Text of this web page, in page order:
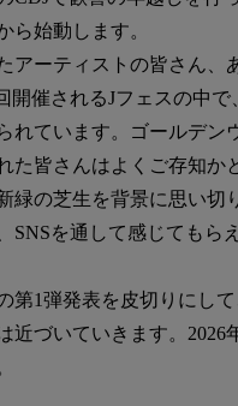
ら始動します。
アーティストの皆さん、
開催されるJフェスの中
れています。ゴールデン
た皆さんはよくご存知か
緑の芝生を背景に思い切
SNSを通して感じてもら
第1弾発表を皮切りにし
近づいていきます。2026